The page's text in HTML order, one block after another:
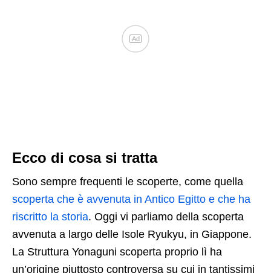
Ad
Ecco di cosa si tratta
Sono sempre frequenti le scoperte, come quella
scoperta che è avvenuta in Antico Egitto e che ha
riscritto la storia. Oggi vi parliamo della scoperta
avvenuta a largo delle Isole Ryukyu, in Giappone.
La Struttura Yonaguni scoperta proprio lì ha
un’origine piuttosto controversa su cui in tantissimi